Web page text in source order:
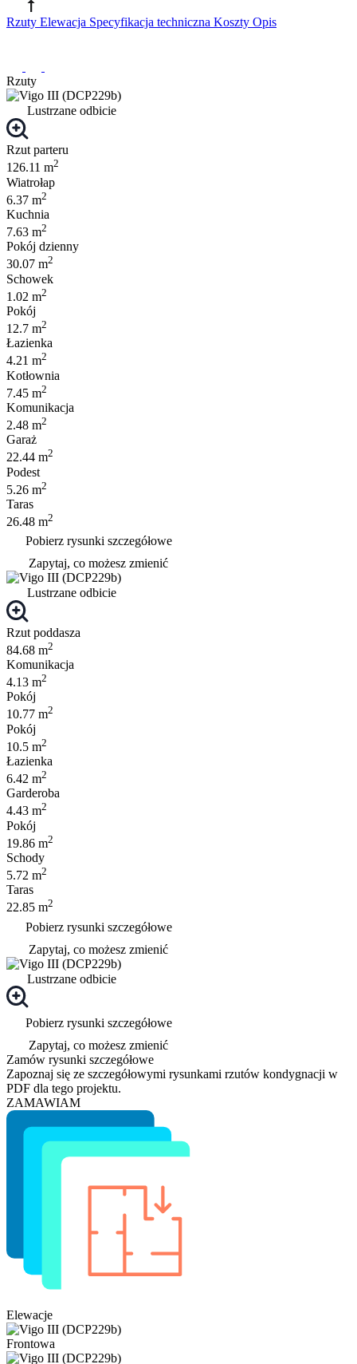
Rzuty Elewacja Specyfikacja techniczna Koszty Opis
Rzuty
Lustrzane odbicie
Rzut parteru
126.11 m2
Wiatrołap
6.37 m2
Kuchnia
7.63 m2
Pokój dzienny
30.07 m2
Schowek
1.02 m2
Pokój
12.7 m2
Łazienka
4.21 m2
Kotłownia
7.45 m2
Komunikacja
2.48 m2
Garaż
22.44 m2
Podest
5.26 m2
Taras
26.48 m2
Pobierz rysunki szczegółowe
Zapytaj, co możesz zmienić
Lustrzane odbicie
Rzut poddasza
84.68 m2
Komunikacja
4.13 m2
Pokój
10.77 m2
Pokój
10.5 m2
Łazienka
6.42 m2
Garderoba
4.43 m2
Pokój
19.86 m2
Schody
5.72 m2
Taras
22.85 m2
Pobierz rysunki szczegółowe
Zapytaj, co możesz zmienić
Lustrzane odbicie
Pobierz rysunki szczegółowe
Zapytaj, co możesz zmienić
Zamów rysunki szczegółowe
Zapoznaj się ze szczegółowymi rysunkami rzutów kondygnacji w
PDF dla tego projektu.
ZAMAWIAM
Elewacje
Frontowa